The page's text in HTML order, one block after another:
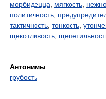
морбидецца
мягкость
политичность
тактичность тонкость
щекотливость
Антонимы:
грубость